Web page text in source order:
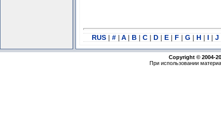
RUS | # | A | B | C | D | E | F | G | H | I | J
Copyright © 2004-
При использовании